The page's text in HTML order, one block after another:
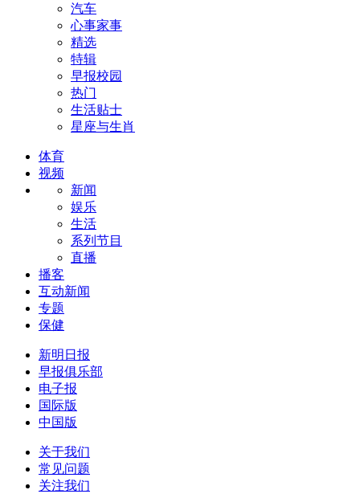
汽车
心事家事
精选
特辑
早报校园
热门
生活贴士
星座与生肖
体育
视频
新闻
娱乐
生活
系列节目
直播
播客
互动新闻
专题
保健
新明日报
早报俱乐部
电子报
国际版
中国版
关于我们
常见问题
关注我们